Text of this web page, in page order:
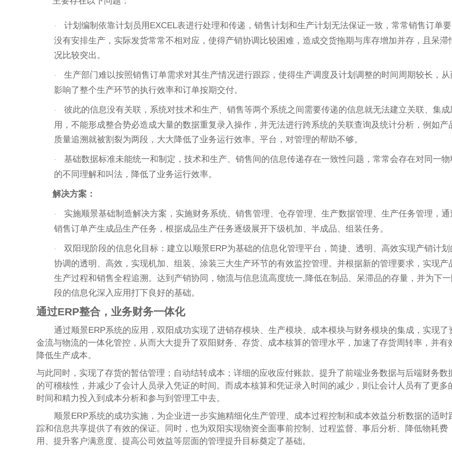
·
计划编制依靠计划员用EXCEL表进行处理和传递，销售计划和生产计划无法保证一致，常常销售订单
没有安排生产，实际发货常常不相对应，使得产销协调比较困难，造成交货拖期与库存增加并存，且呆滞
况比较突出。
·
生产部门难以按照销售订单需求对其生产情况进行跟踪，使得生产调度及计划调整的时间周期较长，从
影响了整个生产环节的执行效率和订单按期交付。
·
彼此的信息没有关联，系统对技术和生产、销售等两个系统之间需要传递的信息就无法建立关联、集成
用，不能形成整合势必造成大量的数据重复录入操作，并无法进行跨系统的关联查询及统计分析，例如产
质量追溯就被割裂为两段，大大降低了业务运行效率。平台，对管理的帮助不够。
·
基础数据标准未能统一和制定，技术和生产、销售间的信息传递存在一致性问题，常常会存在对同一物
的不同理解和叫法，降低了业务运行效率。
解决方案：
·
实施顺景基础制造解决方案，实施财务系统、销售管理、仓存管理、生产数据管理、生产任务管理，通
销售订单产生成品生产任务，根据成品生产任务逐级展开下级机加、半成品、组装任务。
·
双阳现阶段的信息化目标：建立以顺景ERP为基础的信息化管理平台，简捷、透明、高效实现产销计划
协调的透明、高效，实现机加、组装、涂装三大生产环节的有效监控管理。并根据新的管理要求，实现产
生产过程和销售全程追溯。达到产销协同，物流与信息流高度统一,降低在制品、呆滞品的存量，并为下
段的信息化深入应用打下良好的基础。
通过ERP整合，业务财务一体化
通过顺景ERP系统的应用，双阳成功实现了进销存模块、生产模块、成本模块与财务模块的集成，实现了
金流与物流的一体化管控，从而大大提升了双阳财务、存货、成本核算的管理水平，加速了存货周转率，并有
降低生产成本。
与此同时，实现了存货的暂估管理；自动结转成本；详细的应收应付账款。提升了前端业务数据与后端财务数
的可稽核性，并减少了会计人员录入凭证的时间。而成本核算和凭证录入时间的减少，则让会计人员有了更多
时间和精力投入到成本分析和参与到管理工中去。
顺景ERP系统的成功实施，为企业进一步实施精细化生产管理、成本过程控制和成本效益分析数据的适时
踪和信息共享提供了有效的保证。同时，也为双阳实现物资全面事前控制、过程监督、事后分析、降低物耗费
用、提升客户满意度、提高公司效益等层面的管理提升目标奠定了基础。